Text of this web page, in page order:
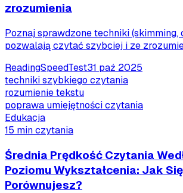
zrozumienia
Poznaj sprawdzone techniki (skimming,
pozwalają czytać szybciej i ze
ReadingSpeedTest31 paź 2025
techniki szybkiego czytania
rozumienie tekstu
poprawa umiejętności czytania
Edukacja
15 min czytania
Średnia Prędkość Czytania
Poziomu Wykształcenia: Jak Się
Porównujesz?